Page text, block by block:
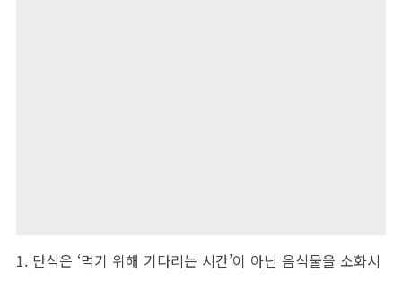
1. 단식은 ‘먹기 위해 기다리는 시간’이 아닌 음식물을 소화시